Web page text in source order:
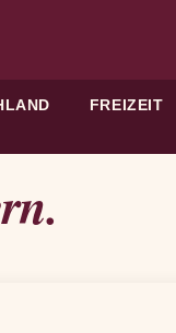
FREIZEIT